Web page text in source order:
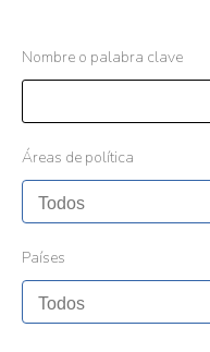
Nombre o palabra clave
Áreas de política
Países